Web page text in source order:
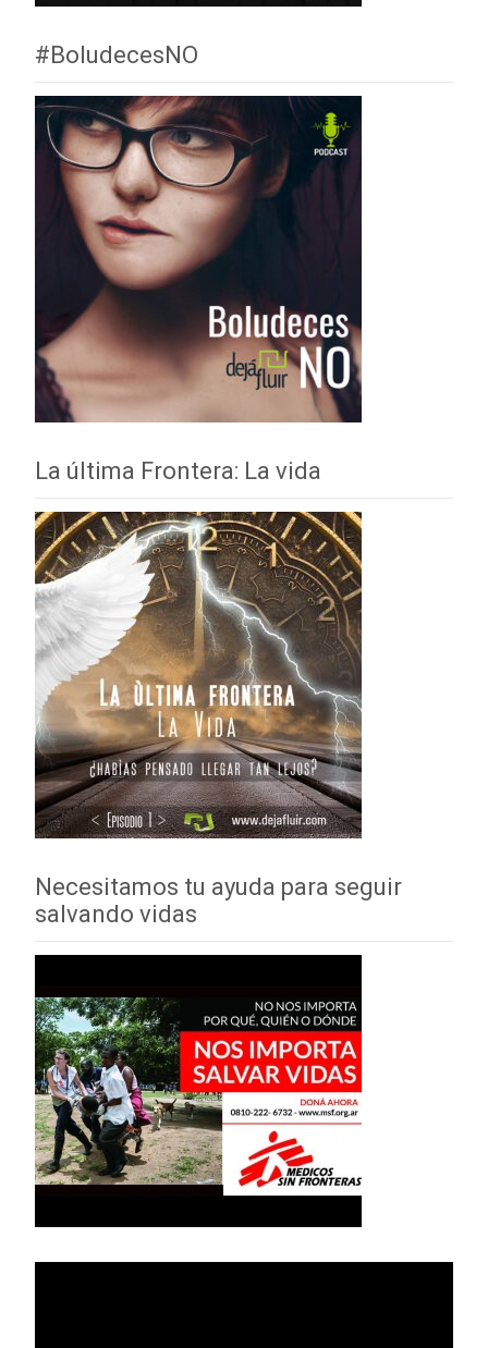
#BoludecesNO
La última Frontera: La vida
Necesitamos tu ayuda para seguir
salvando vidas